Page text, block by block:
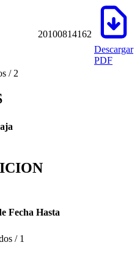
20100814162
Descargar
PDF
/ 2
Fecha Hasta
/ 1